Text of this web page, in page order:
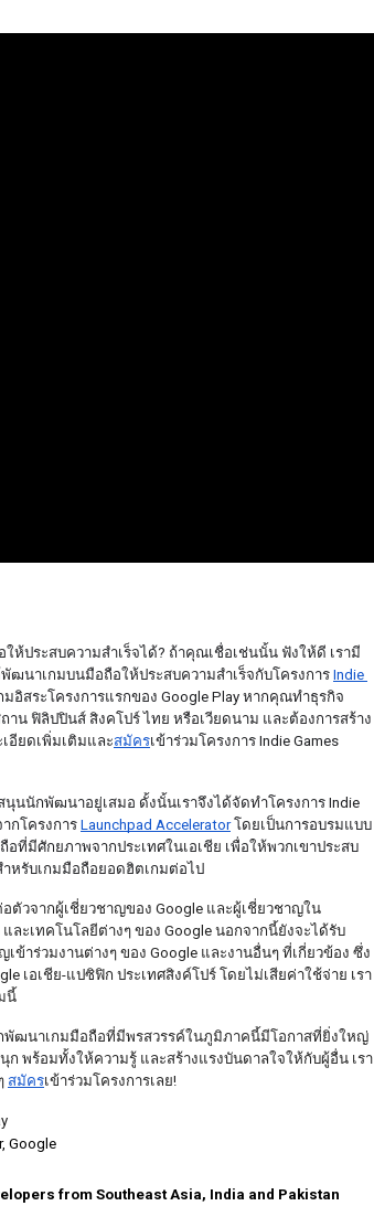
ระสบความสำเร็จได้? ถ้าคุณเชื่อเช่นนั้น ฟังให้ดี เรามี
ฒนาเกมบนมือถือให้ประสบความสำเร็จกับโครงการ Indie
อิสระโครงการแรกของ Google Play หากคุณทำธุรกิจ
น ฟิลิปปินส์ สิงคโปร์ ไทย หรือเวียดนาม และต้องการสร้าง
อียดเพิ่มเติมและสมัครเข้าร่วมโครงการ Indie Games
นนักพัฒนาอยู่เสมอ ดั้งนั้นเราจึงได้จัดทำโครงการ Indie
กโครงการ Launchpad Accelerator โดยเป็นการอบรมแบบ
มีศักยภาพจากประเทศในเอเชีย เพื่อให้พวกเขาประสบ
ำหรับเกมมือถือยอดฮิตเกมต่อไป
วจากผู้เชี่ยวชาญของ Google และผู้เชี่ยวชาญใน
ะเทคโนโลยีต่างๆ ของ Google นอกจากนี้ยังจะได้รับ
ข้าร่วมงานต่างๆ ของ Google และงานอื่นๆ ที่เกี่ยวข้อง ซึ่ง
เอเชีย-แปซิฟิก ประเทศสิงค์โปร์ โดยไม่เสียค่าใช้จ่าย เรา
นี้
พัฒนาเกมมือถือที่มีพรสวรรค์ในภูมิภาคนี้มีโอกาสที่ยิ่งใหญ่
พร้อมทั้งให้ความรู้ และสร้างแรงบันดาลใจให้กับผู้อื่น เรา
สมัครเข้าร่วมโครงการเลย!
Google
from Southeast Asia, India and Pakistan